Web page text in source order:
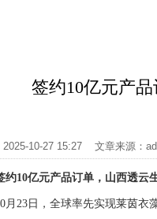
签约10亿元产
2025-10-27 15:27 文章来源
约10亿元产品订单 ， 山西透云
月23日，全球率先实现莱茵衣